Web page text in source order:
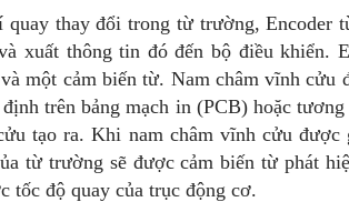
thay đổi trong từ trường, Encoder
xuất thông tin đó đến bộ điều khiển.
một cảm biến từ. Nam châm vĩnh cửu
trên bảng mạch in (PCB) hoặc
tạo ra. Khi nam châm vĩnh cửu
từ trường sẽ được cảm biến từ phát
tốc độ quay của trục động cơ.